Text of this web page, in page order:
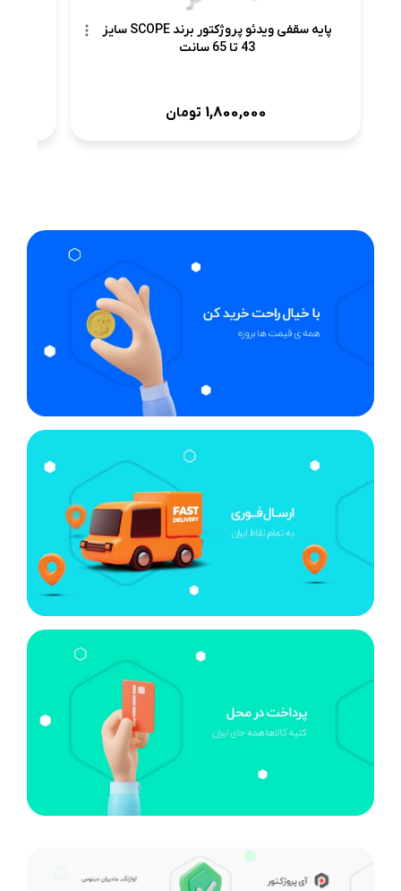
پایه سقفی ویدئو پروژکتور برند SCOPE سایز
43 تا 65 سانت
1,800,000 تومان